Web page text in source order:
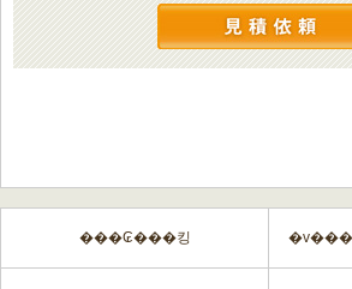
���₢���킹